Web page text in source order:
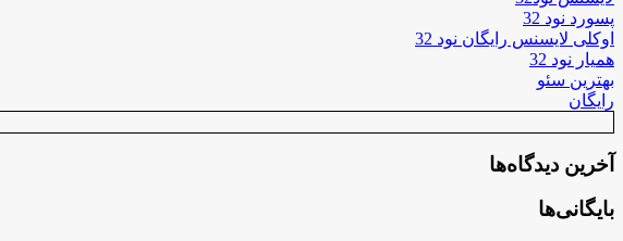
پسورد نود 32
اوکلی لایسنس رایگان نود 32
همیار نود 32
بهترین سئو
رایگان
آخرین دیدگاه‌ها
بایگانی‌ها